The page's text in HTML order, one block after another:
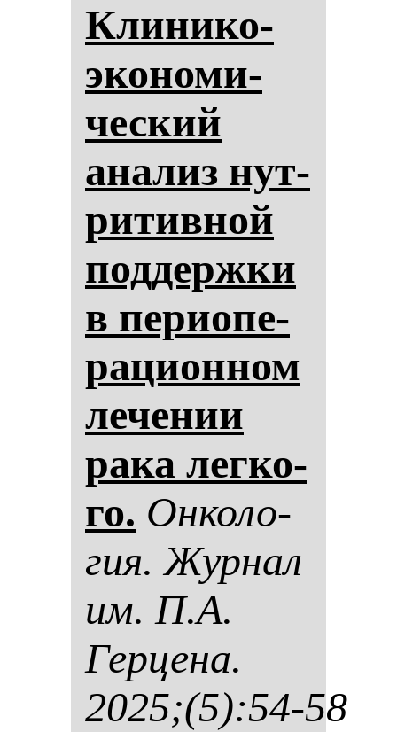
Кли­ни­ко-
эко­но­ми­
чес­кий
ана­лиз нут­
ри­тив­ной
под­дер­жки
в пе­ри­опе­
ра­ци­он­ном
ле­че­нии
ра­ка лег­ко­
го. Он­ко­ло­
гия. Жур­нал
им. П.А.
Гер­це­на.
2025;(5):54-58